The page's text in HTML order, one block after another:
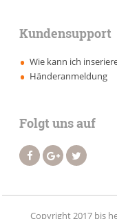
Kundensupport
Wie kann ich
Händeranmeldung
Folgt uns auf
Copyright 2017 bis